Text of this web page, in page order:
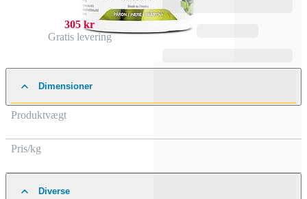
305 kr
Gratis levering
Dimensioner
Produktvægt
Pris/kg
Diverse